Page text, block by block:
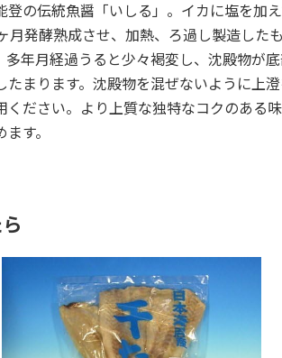
登の伝統魚醤「いしる」。イカに塩を加
月発酵熟成させ、加熱、ろ過し製造した
多年月経過うると少々褐変し、沈殿物が
たまります。沈殿物を混ぜないように上澄
ください。より上質な独特なコクのある
す。